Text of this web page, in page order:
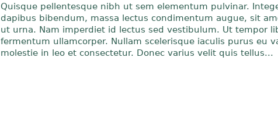
Quisque pellentesque nibh ut sem elementum pulvinar.
dapibus bibendum, massa lectus condimentum augue, sit
ut urna. Nam imperdiet id lectus sed vestibulum. Ut tempor
fermentum ullamcorper. Nullam scelerisque iaculis purus eu
molestie in leo et consectetur. Donec varius velit quis tellus...